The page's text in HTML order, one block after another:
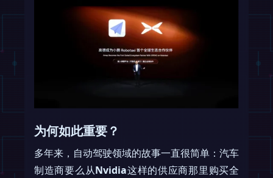
为何如此重要？
多年来，自动驾驶领域的故事一直很简单：汽车
制造商要么从Nvidia这样的供应商那里购买全